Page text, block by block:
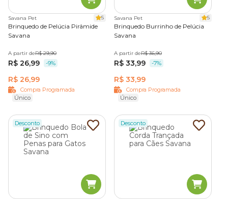
Savana Pet 5
Brinquedo de Pelúcia Pirâmide
Savana
A partir deR$ 29,90
R$ 26,99 -9%
R$ 26,99
Compra Programada
Único
Savana Pet 5
Brinquedo Burrinho de Pelúcia
Savana
A partir deR$ 36,90
R$ 33,99 -7%
R$ 33,99
Compra Programada
Único
Desconto Desconto